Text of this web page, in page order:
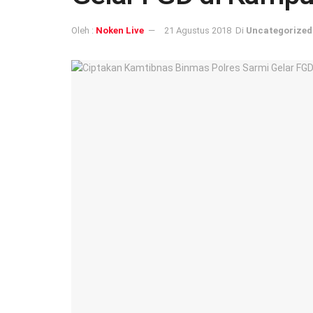
Oleh : Noken Live 21 Agustus 2018 Di Uncategorized